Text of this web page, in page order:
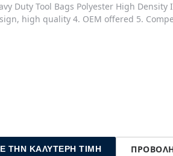
Duty Tool Bags Polyester High
high quality 4. OEM offered 5.
ΤΗΝ ΚΑΛΎΤΕΡΗ ΤΙΜΉ